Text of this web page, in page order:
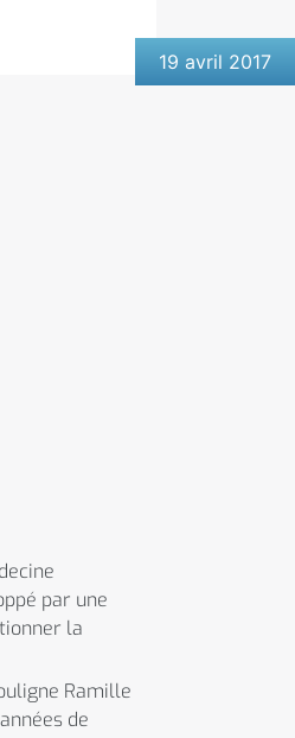
19 avril 2017
par une
la
Ramille
de